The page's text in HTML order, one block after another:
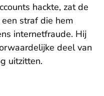
hackte, zat de
straf die hem
internetfraude. Hij
deel van
uitzitten.